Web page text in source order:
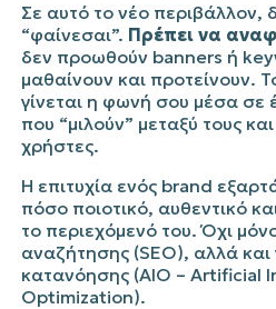
Σε αυτό το νέο περιβάλλον,
“φαίνεσαι”. Πρέπει να
δεν προωθούν banners ή
μαθαίνουν και προτείνουν.
γίνεται η φωνή σου μέσα σε
που “μιλούν” μεταξύ τους
χρήστες.
Η επιτυχία ενός brand
πόσο ποιοτικό, αυθεντικό
το περιεχόμενό του. Όχι
αναζήτησης (SEO), αλλά και
κατανόησης (AIO – Artificial
Optimization).